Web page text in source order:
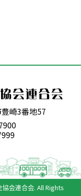
崎3番地57
会連合会. All Rights